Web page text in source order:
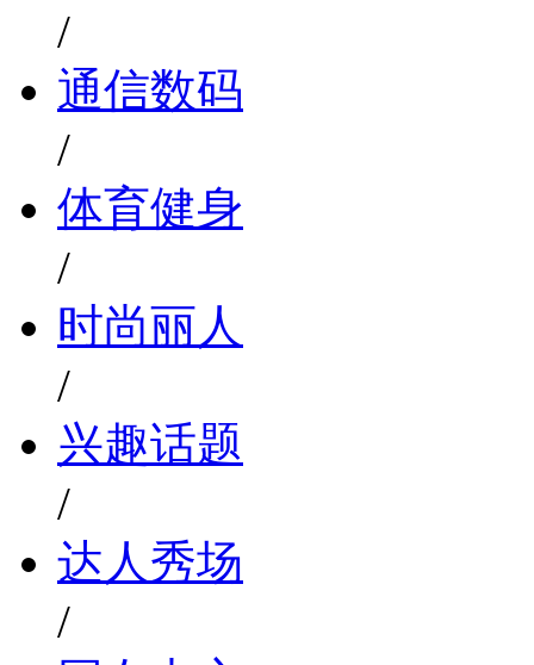
/
通信数码
/
体育健身
/
时尚丽人
/
兴趣话题
/
达人秀场
/